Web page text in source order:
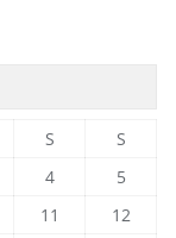
S
S
4
5
11
12